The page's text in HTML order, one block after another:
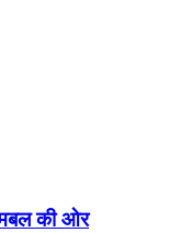
की ओर